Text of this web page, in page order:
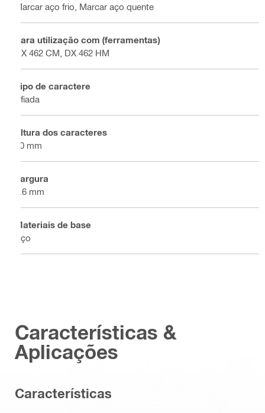
Marcar aço frio, Marcar aço quente
Para utilização com (ferramentas)
DX 462 CM, DX 462 HM
Tipo de caractere
Afiada
Altura dos caracteres
10 mm
Largura
5.6 mm
Materiais de base
Aço
Características &
Aplicações
Características